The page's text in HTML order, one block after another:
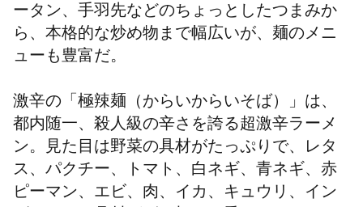
ータン、手羽先などのちょっとしたつまみか
ら、本格的な炒め物まで幅広いが、麺のメニ
ューも豊富だ。
激辛の「極辣麺（からいからいそば）」は、
都内随一、殺人級の辛さを誇る超激辛ラーメ
ン。見た目は野菜の具材がたっぷりで、レタ
ス、パクチー、トマト、白ネギ、青ネギ、赤
ピーマン、エビ、肉、イカ、キュウリ、イン